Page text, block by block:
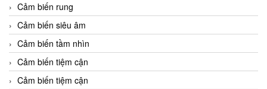
Cảm biến rung
Cảm biến siêu âm
Cảm biến tầm nhìn
Cảm biến tiệm cận
Cảm biến tiệm cận